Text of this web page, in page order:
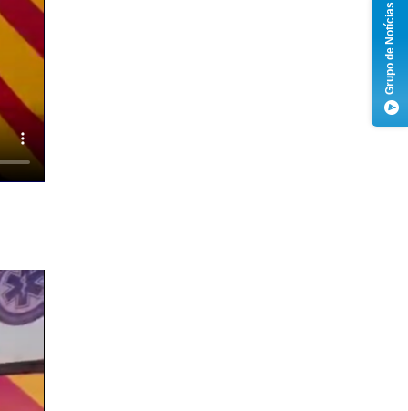
Grupo de Notícias